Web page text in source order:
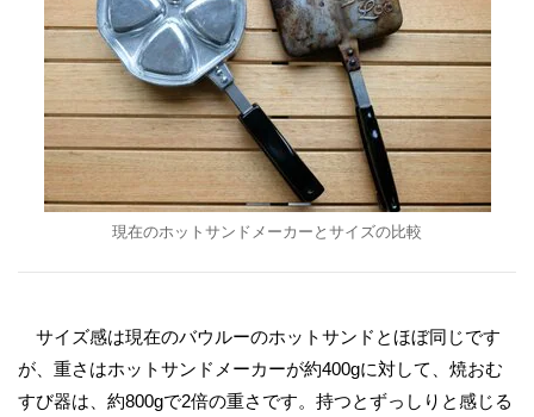
現在のホットサンドメーカーとサイズの比較
サイズ感は現在のバウルーのホットサンドとほぼ同じです
が、重さはホットサンドメーカーが約400gに対して、焼おむ
すび器は、約800gで2倍の重さです。持つとずっしりと感じる